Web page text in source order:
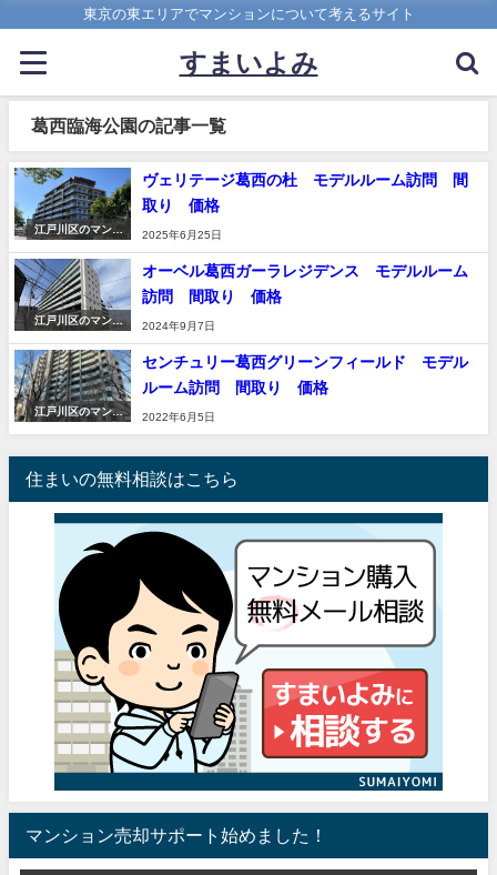
東京の東エリアでマンションについて考えるサイト
すまいよみ
葛西臨海公園の記事一覧
江戸川区のマンシ
ヴェリテージ葛西の杜 モデルルーム訪問 間
取り 価格
2025年6月25日
江戸川区のマンシ
オーベル葛西ガーラレジデンス モデルルーム
訪問 間取り 価格
2024年9月7日
江戸川区のマンシ
センチュリー葛西グリーンフィールド モデル
ルーム訪問 間取り 価格
2022年6月5日
住まいの無料相談はこちら
マンション売却サポート始めました！